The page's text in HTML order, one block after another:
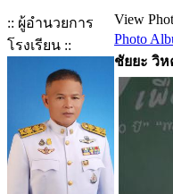
:: ผู้อำนวยการ
โรงเรียน ::
View
Photo
ชัยยะ วิห